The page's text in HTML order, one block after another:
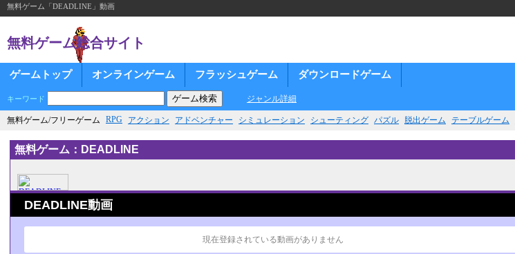
無料ゲーム「DEADLINE」動画
無料ゲーム総合サイト
ゲームトップ オンラインゲーム フラッシュゲーム ダウンロードゲーム
キーワード ジャンル詳細
無料ゲーム/フリーゲーム RPG アクション アドベンチャー シミュレーション シューティング パズル 脱出ゲーム テーブルゲーム
無料ゲーム：DEADLINE
DEADLINE動画
現在登録されている動画がありません